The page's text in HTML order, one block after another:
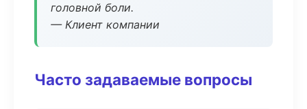
головной боли.
— Клиент компании
Часто задаваемые вопросы